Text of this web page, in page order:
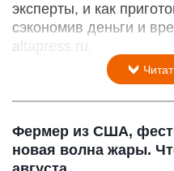
эксперты, и как
сэкономив деньги и
altapress.ru.
Фермер из США,
новая волна жары.